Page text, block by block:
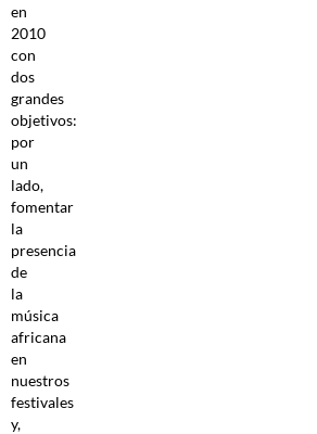
en
2010
con
dos
grandes
objetivos:
por
un
lado,
fomentar
la
presencia
de
la
música
africana
en
nuestros
festivales
y,